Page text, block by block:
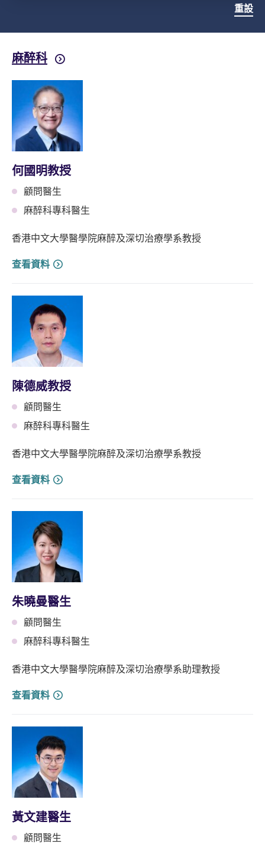
重設
麻醉科
何國明教授
顧問醫生
麻醉科專科醫生
香港中文大學醫學院麻醉及深切治療學系教授
查看資料
陳德威教授
顧問醫生
麻醉科專科醫生
香港中文大學醫學院麻醉及深切治療學系教授
查看資料
朱曉曼醫生
顧問醫生
麻醉科專科醫生
香港中文大學醫學院麻醉及深切治療學系助理教授
查看資料
⿈⽂建醫生
顧問醫生